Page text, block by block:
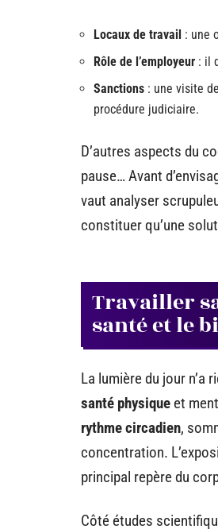
Locaux de travail : une
Rôle de l’employeur : il
Sanctions : une visite
procédure judiciaire.
D’autres aspects du
pause… Avant
vaut analyser
constituer qu’une
Travailler
santé et le
La lumière du jour n’a
santé physique et
rythme circadien,
concentration.
principal repère du
Côté études